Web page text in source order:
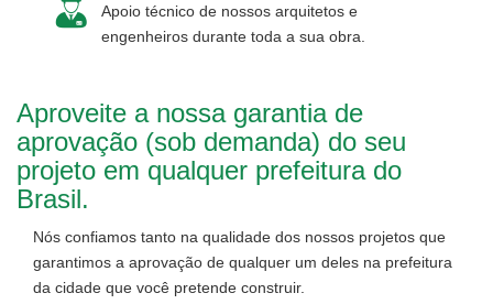
Apoio técnico de nossos arquitetos e
engenheiros durante toda a sua obra.
Aproveite a nossa garantia de
aprovação (sob demanda) do seu
projeto em qualquer prefeitura do
Brasil.
Nós confiamos tanto na qualidade dos nossos projetos que
garantimos a aprovação de qualquer um deles na prefeitura
da cidade que você pretende construir.